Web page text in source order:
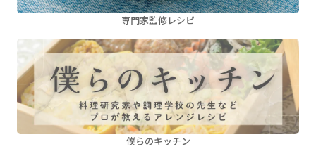
専門家監修レシピ
僕らのキッチン